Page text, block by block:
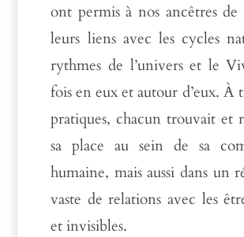
ont permis à nos ancêtres
leurs liens avec les cycles
rythmes de l’univers et le
fois en eux et autour d’eux. À
pratiques, chacun trouvait et
sa place au sein de sa
humaine, mais aussi dans un
vaste de relations avec les
et invisibles.